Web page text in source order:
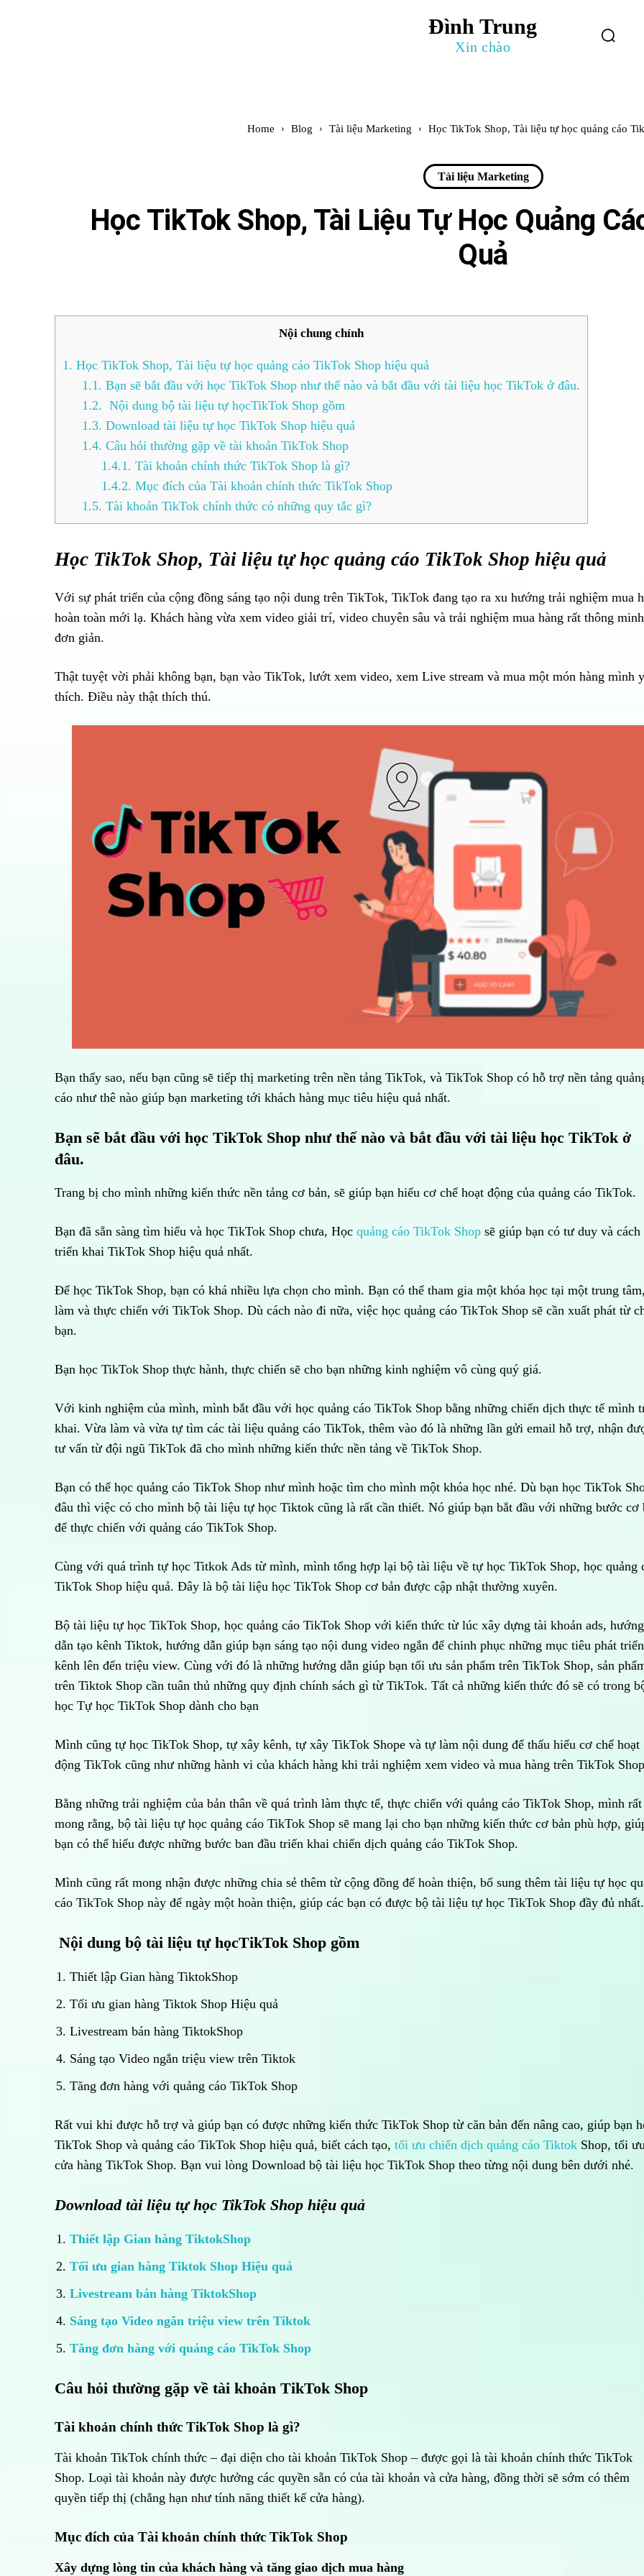
Đình Trung
Xin chào
Home Blog Tài liệu Marketing Học TikTok Shop, Tài liệu tự học quảng cáo
Tài liệu Marketing
Học TikTok Shop, Tài Liệu Tự Học Quảng
Quả
Nội chung chính
1. Học TikTok Shop, Tài liệu tự học quảng cáo TikTok Shop hiệu quả
1.1. Bạn sẽ bắt đầu với học TikTok Shop như thế nào và bắt đầu với tài liệu học TikTok ở đâu.
1.2. Nội dung bộ tài liệu tự họcTikTok Shop gồm
1.3. Download tài liệu tự học TikTok Shop hiệu quả
1.4. Câu hỏi thường gặp về tài khoản TikTok Shop
1.4.1. Tài khoản chính thức TikTok Shop là gì?
1.4.2. Mục đích của Tài khoản chính thức TikTok Shop
1.5. Tài khoản TikTok chính thức có những quy tắc gì?
Học TikTok Shop, Tài liệu tự học quảng cáo TikTok Shop hiệu quả
Với sự phát triển của cộng đồng sáng tạo nội dung trên TikTok, TikTok đang tạo ra xu hướng trải nghiệm mua
hoàn toàn mới lạ. Khách hàng vừa xem video giải trí, video chuyên sâu và trải nghiệm mua hàng rất thông
đơn giản.
Thật tuyệt vời phải không bạn, bạn vào TikTok, lướt xem video, xem Live stream và mua một món hàng mình
thích. Điều này thật thích thú.
Bạn thấy sao, nếu bạn cũng sẽ tiếp thị marketing trên nền tảng TikTok, và TikTok Shop có hỗ trợ nền tảng
cáo như thê nào giúp bạn marketing tới khách hàng mục tiêu hiệu quả nhất.
Bạn sẽ bắt đầu với học TikTok Shop như thế nào và bắt đầu với tài liệu học TikTok ở
đâu.
Trang bị cho mình những kiến thức nền tảng cơ bản, sẽ giúp bạn hiểu cơ chế hoạt động của quảng cáo TikTok.
Bạn đã sẵn sàng tìm hiểu và học TikTok Shop chưa, Học quảng cáo TikTok Shop sẽ giúp bạn có tư duy và cách
triển khai TikTok Shop hiệu quả nhất.
Để học TikTok Shop, bạn có khá nhiều lựa chọn cho mình. Bạn có thể tham gia một khóa học tại một trung
làm và thực chiến với TikTok Shop. Dù cách nào đi nữa, việc học quảng cáo TikTok Shop sẽ cần xuất phát từ
bạn.
Bạn học TikTok Shop thực hành, thực chiến sẽ cho bạn những kinh nghiệm vô cùng quý giá.
Với kinh nghiệm của mình, mình bắt đầu với học quảng cáo TikTok Shop bằng những chiến dịch thực tế mình
khai. Vừa làm và vừa tự tìm các tài liệu quảng cáo TikTok, thêm vào đó là những lần gửi email hỗ trợ, nhận
tư vấn từ đội ngũ TikTok đã cho mình những kiến thức nền tảng về TikTok Shop.
Bạn có thể học quảng cáo TikTok Shop như mình hoặc tìm cho mình một khóa học nhé. Dù bạn học TikTok
đâu thì việc có cho mình bộ tài liệu tự học Tiktok cũng là rất cần thiết. Nó giúp bạn bắt đầu với những bước cơ
để thực chiến với quảng cáo TikTok Shop.
Cùng với quá trình tự học Titkok Ads từ mình, mình tổng hợp lại bộ tài liệu về tự học TikTok Shop, học quảng
TikTok Shop hiệu quả. Đây là bộ tài liệu học TikTok Shop cơ bản được cập nhật thường xuyên.
Bộ tài liệu tự học TikTok Shop, học quảng cáo TikTok Shop với kiến thức từ lúc xây dựng tài khoản ads, hướng
dẫn tạo kênh Tiktok, hướng dẫn giúp bạn sáng tạo nội dung video ngắn để chinh phục những mục tiêu phát triển
kênh lên đến triệu view. Cùng với đó là những hướng dẫn giúp bạn tối ưu sản phẩm trên TikTok Shop, sản
trên Tiktok Shop cần tuân thủ những quy định chính sách gì từ TikTok. Tất cả những kiến thức đó sẽ có trong
học Tự học TikTok Shop dành cho bạn
Mình cũng tự học TikTok Shop, tự xây kênh, tự xây TikTok Shope và tự làm nội dung để thấu hiểu cơ chế hoạt
động TikTok cũng như những hành vi của khách hàng khi trải nghiệm xem video và mua hàng trên TikTok
Bằng những trải nghiệm của bản thân về quá trình làm thực tế, thực chiến với quảng cáo TikTok Shop, mình rất
mong rằng, bộ tài liệu tự học quảng cáo TikTok Shop sẽ mang lại cho bạn những kiến thức cơ bản phù hợp,
bạn có thể hiểu được những bước ban đầu triển khai chiến dịch quảng cáo TikTok Shop.
Mình cũng rất mong nhận được những chia sẻ thêm từ cộng đồng để hoàn thiện, bổ sung thêm tài liệu tự học
cáo TikTok Shop này để ngày một hoàn thiện, giúp các bạn có được bộ tài liệu tự học TikTok Shop đầy đủ nhất.
Nội dung bộ tài liệu tự họcTikTok Shop gồm
Thiết lập Gian hàng TiktokShop
Tối ưu gian hàng Tiktok Shop Hiệu quả
Livestream bán hàng TiktokShop
Sáng tạo Video ngắn triệu view trên Tiktok
Tăng đơn hàng với quảng cáo TikTok Shop
Rất vui khi được hỗ trợ và giúp bạn có được những kiến thức TikTok Shop từ căn bản đến nâng cao, giúp bạn
TikTok Shop và quảng cáo TikTok Shop hiệu quả, biết cách tạo, tối ưu chiến dịch quảng cáo Tiktok Shop, tối
cửa hàng TikTok Shop. Bạn vui lòng Download bộ tài liệu học TikTok Shop theo từng nội dung bên dưới nhé.
Download tài liệu tự học TikTok Shop hiệu quả
Thiết lập Gian hàng TiktokShop
Tối ưu gian hàng Tiktok Shop Hiệu quả
Livestream bán hàng TiktokShop
Sáng tạo Video ngắn triệu view trên Tiktok
Tăng đơn hàng với quảng cáo TikTok Shop
Câu hỏi thường gặp về tài khoản TikTok Shop
Tài khoản chính thức TikTok Shop là gì?
Tài khoản TikTok chính thức – đại diện cho tài khoản TikTok Shop – được gọi là tài khoản chính thức TikTok
Shop. Loại tài khoản này được hưởng các quyền sẵn có của tài khoản và cửa hàng, đồng thời sẽ sớm có thêm
quyền tiếp thị (chẳng hạn như tính năng thiết kế cửa hàng).
Mục đích của Tài khoản chính thức TikTok Shop
Xây dựng lòng tin của khách hàng và tăng giao dịch mua hàng